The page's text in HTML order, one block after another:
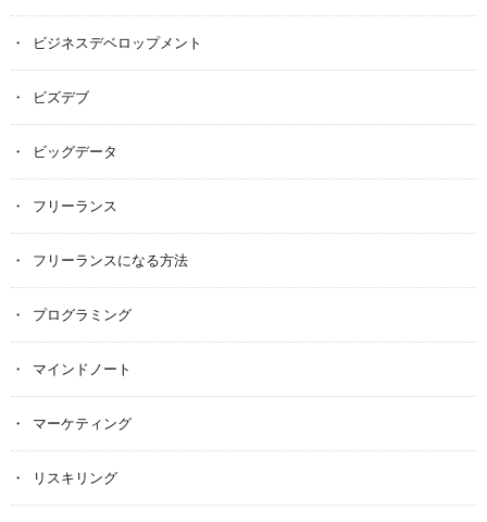
ビジネスデベロップメント
ビズデブ
ビッグデータ
フリーランス
フリーランスになる方法
プログラミング
マインドノート
マーケティング
リスキリング